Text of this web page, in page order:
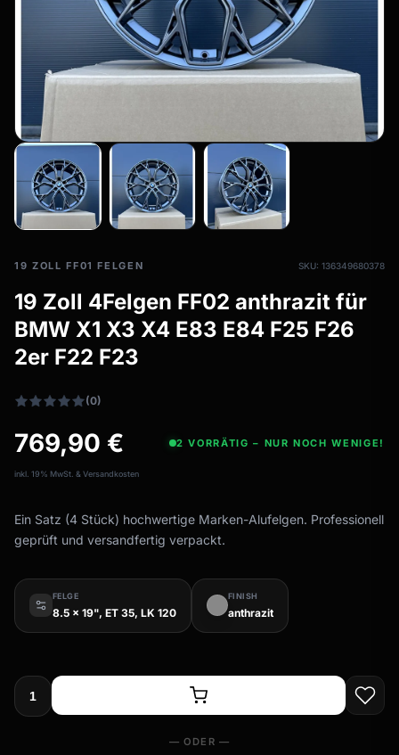
filter_drama Allwetterreifen
Ganzjahresräder & Felgen
Alle Allwetterräder
19 ZOLL FF01 FELGEN SKU: 136349680378
19 Zoll 4Felgen FF02 anthrazit für
BMW X1 X3 X4 E83 E84 F25 F26
2er F22 F23
(0)
769,90 € 2 VORRÄTIG – NUR NOCH WENIGE!
inkl. 19% MwSt. & Versandkosten
Ein Satz (4 Stück) hochwertige Marken-Alufelgen. Professionell
geprüft und versandfertig verpackt.
FELGE
8.5 x 19", ET 35, LK 120
FINISH
anthrazit
— ODER —